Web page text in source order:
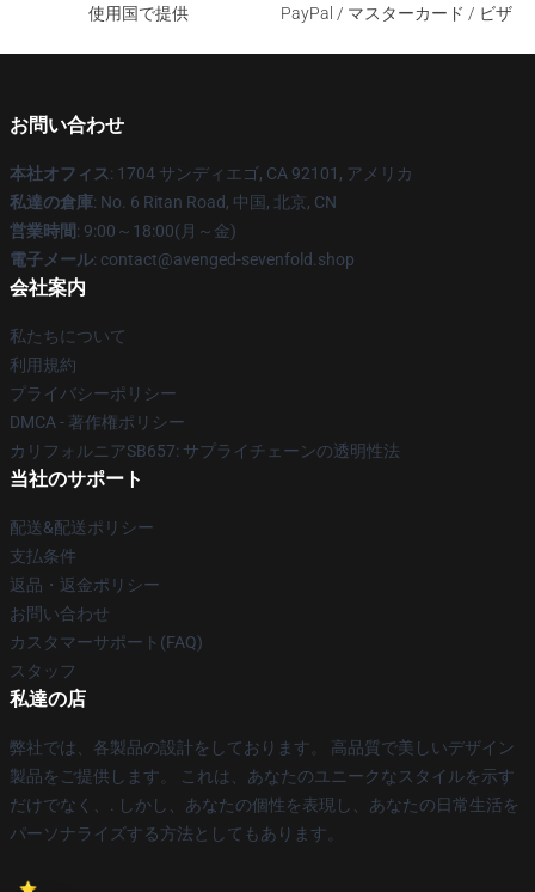
使用国で提供
PayPal / マスターカード / ビザ
お問い合わせ
本社オフィス: 1704 サンディエゴ, CA 92101, アメリカ
私達の倉庫: No. 6 Ritan Road, 中国, 北京, CN
営業時間: 9:00～18:00(月～金)
電子メール: contact@avenged-sevenfold.shop
会社案内
私たちについて
利用規約
プライバシーポリシー
DMCA - 著作権ポリシー
カリフォルニアSB657: サプライチェーンの透明性法
当社のサポート
配送&配送ポリシー
支払条件
返品・返金ポリシー
お問い合わせ
カスタマーサポート(FAQ)
スタッフ
私達の店
弊社では、各製品の設計をしております。 高品質で美しいデザイン
製品をご提供します。 これは、あなたのユニークなスタイルを示す
だけでなく、. しかし、あなたの個性を表現し、あなたの日常生活を
パーソナライズする方法としてもあります。